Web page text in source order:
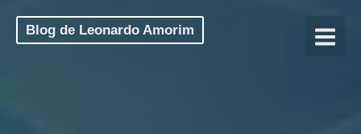
Blog de Leonardo Amorim